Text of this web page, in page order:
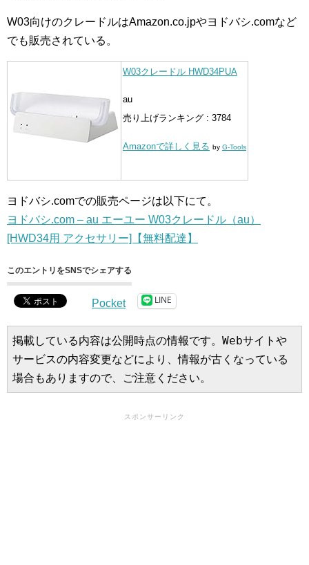
W03向けのクレードルはAmazon.co.jpやヨドバシ.comなど
でも販売されている。
W03クレードル HWD34PUA
au
売り上げランキング : 3784
Amazonで詳しく見る by G-Tools
ヨドバシ.comでの販売ページは以下にて。
ヨドバシ.com – au エーユー W03クレードル（au）
[HWD34用 アクセサリー]【無料配達】
このエントリをSNSでシェアする
Pocket LINE
掲載している内容は公開時点の情報です。Webサイトや
サービスの内容変更などにより、情報が古くなっている
場合もありますので、ご注意ください。
スポンサーリンク